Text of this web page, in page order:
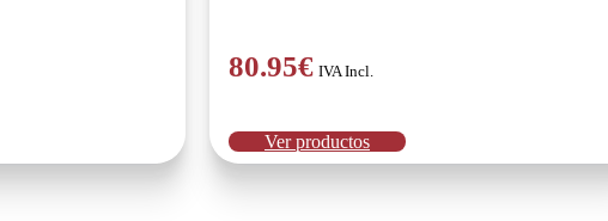
80.95€ IVA Incl.
Ver productos